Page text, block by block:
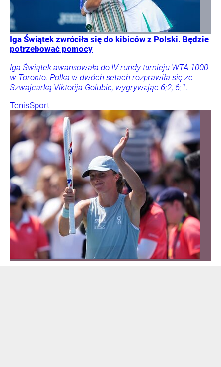
Iga Świątek zwróciła się do kibiców z Polski. Będzie
potrzebować pomocy
Iga Świątek awansowała do IV rundy turnieju WTA 1000
w Toronto. Polka w dwóch setach rozprawiła się ze
Szwajcarką Viktorija Golubic, wygrywając 6:2, 6:1.
TenisSport